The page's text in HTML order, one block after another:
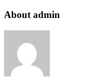
About admin